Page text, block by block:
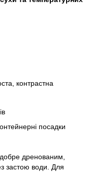
контрастна
посадки
добре дренованим,
застою води. Для